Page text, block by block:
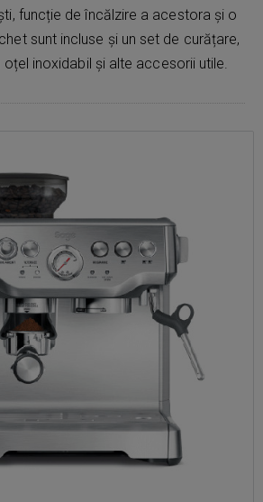
funcție de încălzire a acestora și o
sunt incluse și un set de curățare,
inoxidabil și alte accesorii utile.